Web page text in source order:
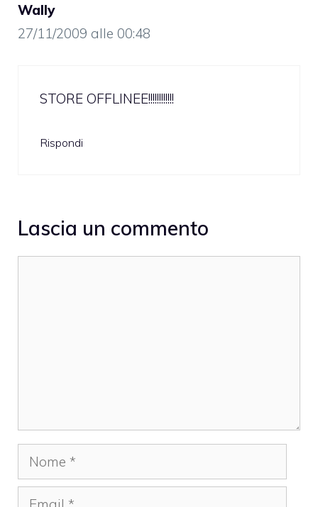
Wally
27/11/2009 alle 00:48
STORE OFFLINEE!!!!!!!!!!!!
Rispondi
Lascia un commento
Nome
Email